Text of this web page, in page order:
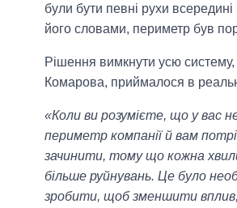
були бути певні рухи
його словами, периметр був
Рішення вимкнути усю
Комарова, приймалося в
«Коли ви розумієте, що у вас
периметр компанії й вам
зачинити, тому що кожна
більше руйнувань. Це було
зробити, щоб зменшити вплив,